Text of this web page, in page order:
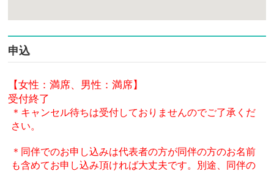
申込
【女性：満席、男性：満席】
受付終了
＊キャンセル待ちは受付しておりませんのでご了承くだ
さい。
＊同伴でのお申し込みは代表者の方が同伴の方のお名前
も含めてお申し込み頂ければ大丈夫です。別途、同伴の